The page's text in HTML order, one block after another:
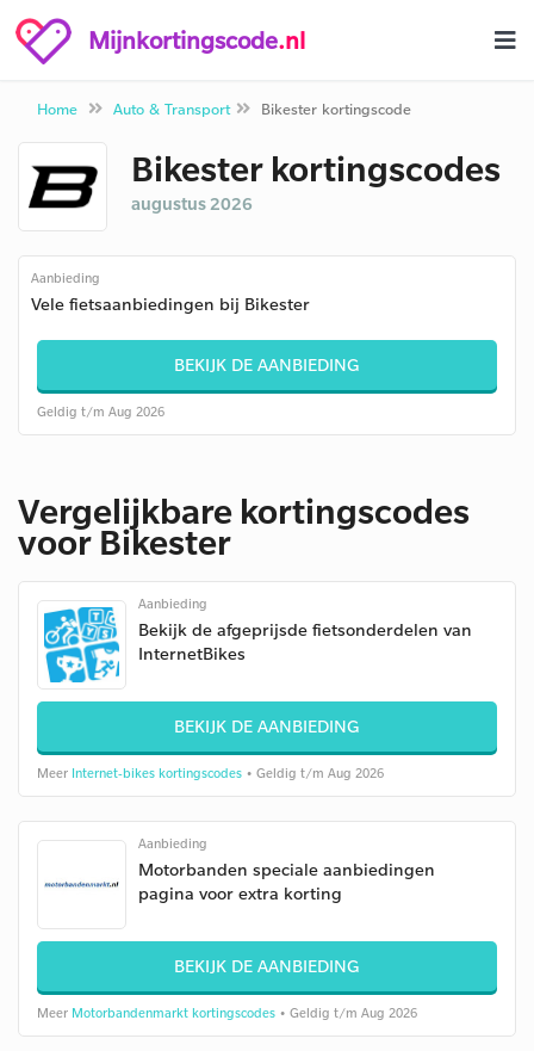
Mijnkortingscode.nl
Home Auto & Transport Bikester kortingscode
Bikester kortingscodes
augustus 2026
Aanbieding
Vele fietsaanbiedingen bij Bikester
BEKIJK DE AANBIEDING
Geldig t/m Aug 2026
Vergelijkbare kortingscodes
voor Bikester
Aanbieding
Bekijk de afgeprijsde fietsonderdelen van
InternetBikes
BEKIJK DE AANBIEDING
Meer Internet-bikes kortingscodes • Geldig t/m Aug 2026
Aanbieding
Motorbanden speciale aanbiedingen
pagina voor extra korting
BEKIJK DE AANBIEDING
Meer Motorbandenmarkt kortingscodes • Geldig t/m Aug 2026